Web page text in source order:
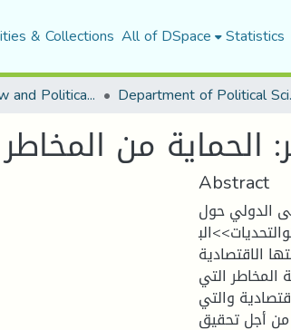
& Collections All of DSpace Statistics
Faculty of Law and Political Science
الحماية من
Abstract
الدولي حول
الاقتصادية
المخاطر التي
والتي
من أجل تحقيق